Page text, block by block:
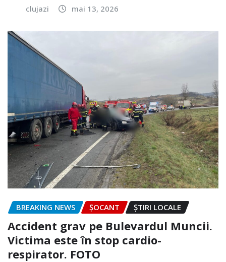
clujazi mai 13, 2026
BREAKING NEWS ȘOCANT ȘTIRI LOCALE
Accident grav pe Bulevardul Muncii.
Victima este în stop cardio-
respirator. FOTO